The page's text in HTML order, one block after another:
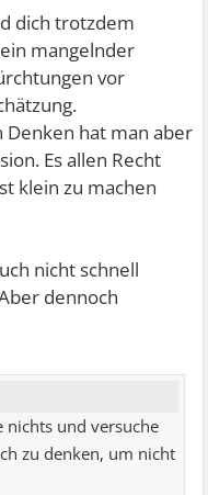
dich trotzdem
mangelnder
vor
hat man aber
Es allen Recht
klein zu machen
nicht schnell
dennoch
nichts und versuche
zu denken, um nicht